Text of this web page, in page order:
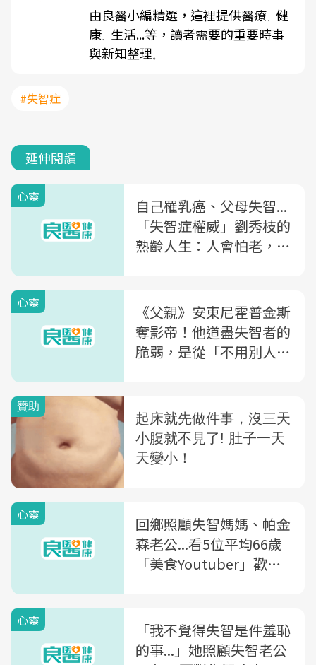
由良醫小編精選，這裡提供醫療、 健
康、 生活...等，讀者需要的重要時事
與新知整理。
#失智症
延伸閱讀
心靈
自己罹乳癌、父母失智...
「失智症權威」劉秀枝的
熟齡人生：人會怕老，是
心靈
《父親》安東尼霍普金斯
奪影帝！他道盡失智者的
脆弱，是從「不用別人照
心靈
回鄉照顧失智媽媽、帕金
森老公...看5位平均66歲
「美食Youtuber」歡樂
心靈
「我不覺得失智是件羞恥
的事...」她照顧失智老公